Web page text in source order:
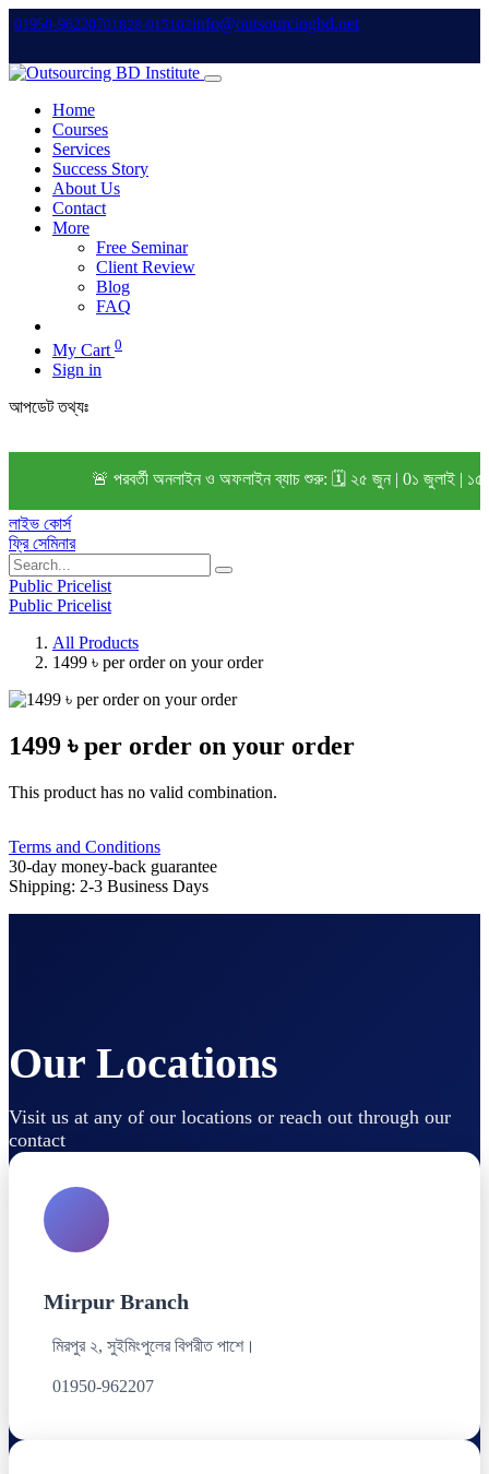
01950-96220701828-015102info@outsourcingbd.net
Home
Courses
Services
Success Story
About Us
Contact
More
Free Seminar
Client Review
Blog
FAQ
My Cart 0
Sign in
আপডেট তথ্যঃ
🚨 পরবর্তী অনলাইন ও অফলাইন ব্যাচ শুরু: 🗓️ ২৫ জুন | 0১ জুলাই | ১৫
লাইভ কোর্স
ফ্রি সেমিনার
Public Pricelist
Public Pricelist
All Products
1499 ৳ per order on your order
1499 ৳ per order on your order
This product has no valid combination.
Terms and Conditions
30-day money-back guarantee
Shipping: 2-3 Business Days
Our Locations
Visit us at any of our locations or reach out through our
contact
Mirpur Branch
মিরপুর ২, সুইমিংপুলের বিপরীত পাশে।
01950-962207